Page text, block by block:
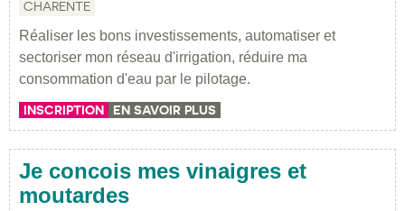
CHARENTE
Réaliser les bons investissements, automatiser et
sectoriser mon réseau d'irrigation, réduire ma
consommation d'eau par le pilotage.
INSCRIPTION EN SAVOIR PLUS
Je concois mes vinaigres et
moutardes